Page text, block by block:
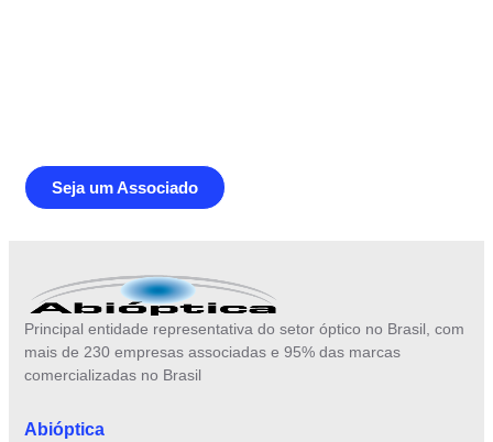
Seja um Associado
Principal entidade representativa do setor óptico no Brasil, com
mais de 230 empresas associadas e 95% das marcas
comercializadas no Brasil
Abióptica